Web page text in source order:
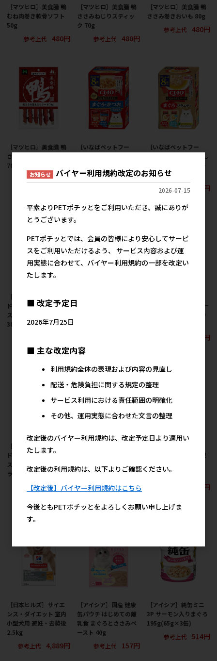
［マツヒロ］美食膳 鴨
むね肉巻き軟骨ソフト
50g
参考上代
480円
［マツヒロ］美食膳 鴨
ささみねじりスティッ
ク 70g
参考上代
480円
［マツヒロ］美食膳 鴨
ささみ巻きおいも 80g
参考上代
480円
［マツヒロ］美食膳 鴨
ささみ巻きたらシート
70g
参考上代 480円
［いなばペットフー
ラエティ 30g×8袋入
［いなばペットフー
ド］CIAO こだわりだし
スープ まぐろバラエテ
ィ 30g×8袋入
参考上代
917円
［いなばペットフー
ド］CIAO こだわりテイ
スト まぐろバラエティ
30g×8袋入
ド］CIAO こだわりスー
ド］CIAO こだわりスー
プ まぐろ・かつおバラ
917円
［いなばペットフー
ド］CIAO こだわりテイ
スト まぐろ・ささみバ
ラエティ 30g×8袋入
参考上代
917円
犬用 腸の健康サポート
プラス 1歳以上 チキン
ンス・ダイエット 小型
犬用 パピープレミアム
1.3kg
2,909円
［日本ヒルズ］サイエ
ンス・ダイエット 室内
小型犬用 避妊・去勢後
2.5kg
参考上代
4,889円
［アイシア］国産 健康
缶パウチ はじめての離
乳食 まぐろとささみペ
ースト 40g
参考上代
157円
［アイシア］純缶ミニ
3P サーモン入りまぐろ
195g(65g×3缶)
参考上代
514円
お知らせ バイヤー利用規約改定のお知らせ
2026-07-15
平素よりPETポチッとをご利用いただき、誠にありが
とうございます。
PETポチッとでは、会員の皆様により安心してサービ
スをご利用いただけるよう、 サービス内容および運
用実態に合わせて、バイヤー利用規約の一部を改定い
たします。
■ 改定予定日
2026年7月25日
■ 主な改定内容
利用規約全体の表現および内容の見直し
配送・危険負担に関する規定の整理
サービス利用における責任範囲の明確化
その他、運用実態に合わせた文言の整理
改定後のバイヤー利用規約は、改定予定日より適用い
たします。
改定後の利用規約は、以下よりご確認ください。
【改定後】バイヤー利用規約はこちら
今後ともPETポチッとをよろしくお願い申し上げま
す。